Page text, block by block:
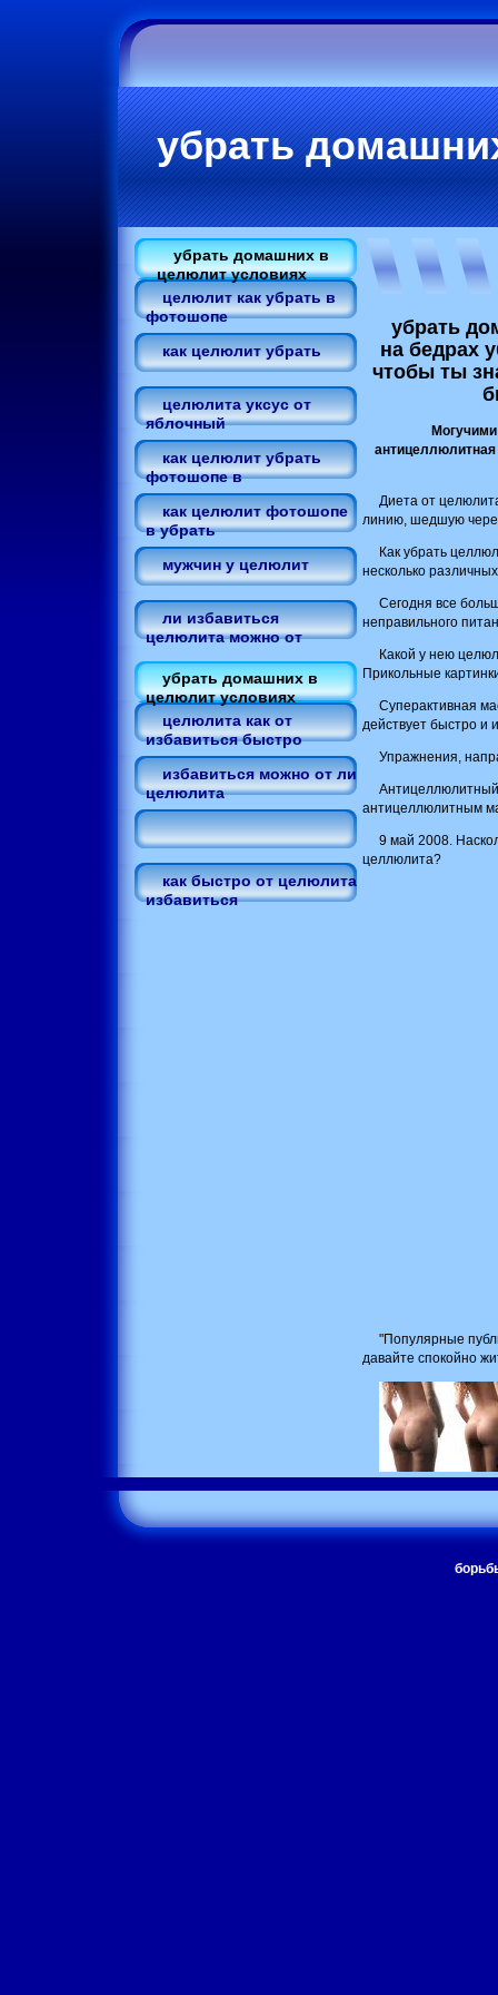
убрать
убрать домашних в
целюлит условиях
целюлит как убрать в
фотошопе
как целюлит убрать
целюлита уксус от
яблочный
как целюлит убрать
фотошопе в
как целюлит фотошопе
в убрать
мужчин у целюлит
ли избавиться
целюлита можно от
убрать домашних в
целюлит условиях
целюлита как от
избавиться быстро
избавиться можно от ли
целюлита
как быстро от целюлита
избавиться
убрать
на бедрах
чтобы ты
Диета от
линию, шедшую
Как убрать
несколько
Сегодня все
неправильного
Какой у нею
Прикольные
Суперактивная
действует быстро и
Упражнения,
антицеллюлитным
9 май 2008.
целлюлита?
"Популярные
давайте спокойно